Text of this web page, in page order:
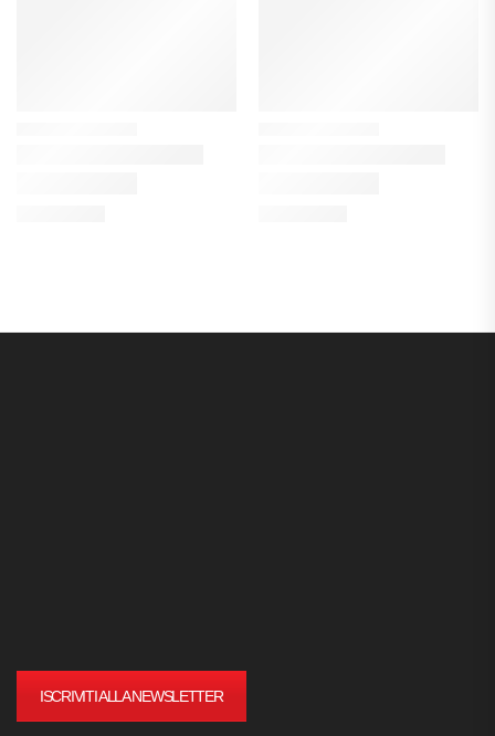
ISCRIVITI ALLA NEWSLETTER